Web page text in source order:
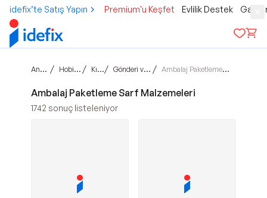
idefix’te Satış Yapın Premium'u Keşfet Evlilik Destek
Ana sayfa / Hobi & Kültür / Kırtasiye / Gönderi ve Paketleme / Ambalaj Paketleme Sarf Malzemeleri
Ambalaj Paketleme Sarf Malzemeleri
1742 sonuç listeleniyor